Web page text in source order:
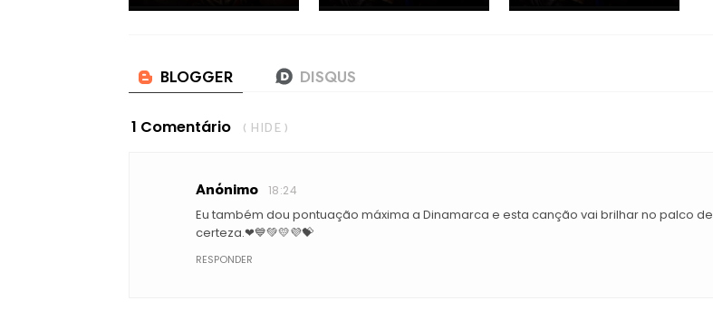
1 Comentário ( HIDE )
Anónimo 18:24
Eu também dou pontuação máxima a Dinamarca e esta canção vai brilhar no palco de
certeza.❤💙💚💛💜💝
RESPONDER